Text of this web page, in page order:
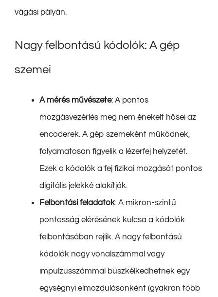
vágási pályán.
Nagy felbontású kódolók: A gép
szemei
A mérés művészete: A pontos
mozgásvezérlés meg nem énekelt hősei az
encoderek. A gép szemeként működnek,
folyamatosan figyelik a lézerfej helyzetét.
Ezek a kódolók a fej fizikai mozgását pontos
digitális jelekké alakítják.
Felbontási feladatok: A mikron-szintű
pontosság elérésének kulcsa a kódolók
felbontásában rejlik. A nagy felbontású
kódolók nagy vonalszámmal vagy
impulzusszámmal büszkélkedhetnek egy
egységnyi elmozdulásonként (gyakran több